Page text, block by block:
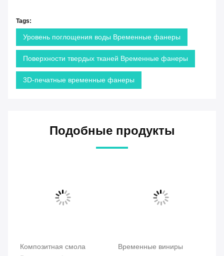
Tags:
Уровень поглощения воды Временные фанеры
Поверхности твердых тканей Временные фанеры
3D-печатные временные фанеры
Подобные продукты
Композитная смола
Временные виниры